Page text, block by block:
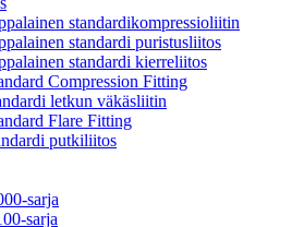
standardikompressioliitin
standardi puristusliitos
standardi kierreliitos
Compression Fitting
letkun väkäsliitin
Flare Fitting
putkiliitos
sarja
sarja